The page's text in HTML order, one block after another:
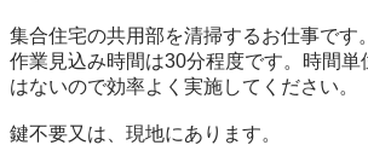
集合住宅の共用部を清掃するお仕事です。
作業見込み時間は30分程度です。時間単
はないので効率よく実施してください。
鍵不要又は、現地にあります。